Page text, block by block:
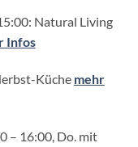
Natural Living
Infos
Küche mehr
– 16:00, Do. mit